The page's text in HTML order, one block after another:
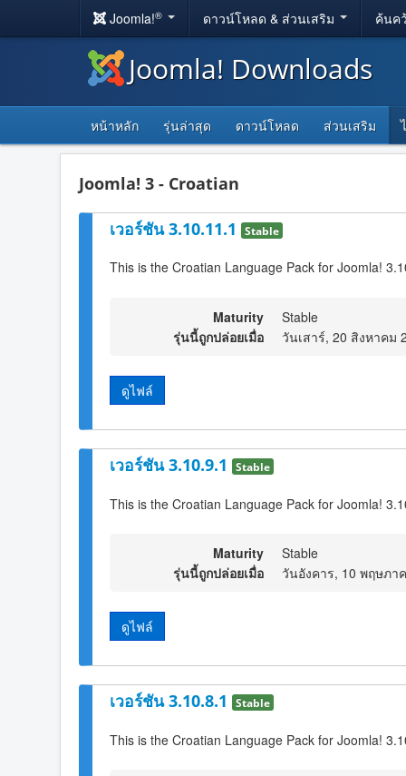
Joomla!® ดาวน์โหลด & ส่วนเสริม ค้นค
Joomla! Downloads
หน้าหลัก รุ่นล่าสุด ดาวน์โหลด ส่วนเสริม
Joomla! 3 - Croatian
เวอร์ชัน 3.10.11.1 Stable
This is the Croatian Language Pack for Joomla!
Maturity
Stable
รุ่นนี้ถูกปล่อยเมื่อ
วันเสาร์, 20 สิงหาคม
ดูไฟล์
เวอร์ชัน 3.10.9.1 Stable
This is the Croatian Language Pack for Joomla!
Maturity
Stable
รุ่นนี้ถูกปล่อยเมื่อ
วันอังคาร, 10 พฤษภา
ดูไฟล์
เวอร์ชัน 3.10.8.1 Stable
This is the Croatian Language Pack for Joomla!